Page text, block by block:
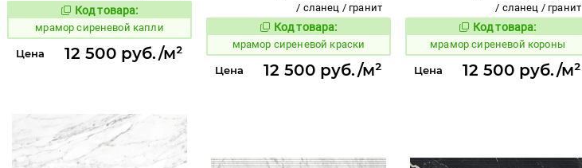
Код товара:
1073287Код товара:
мрамор сиреневой капли
Цена 12 500 руб./м²
/ сланец / гранит
Код товара:
1073289Код товара:
мрамор сиреневой краски
Цена 12 500 руб./м²
/ сланец / гранит
Код товара:
1073288Код товара:
мрамор сиреневой короны
Цена 12 500 руб./м²